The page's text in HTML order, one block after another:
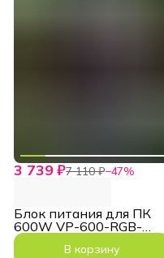
3 739 ₽7 110 ₽−47%
Блок питания для ПК
600W VP-600-RGB-
MODULAR 80+ Bronze
В корзину